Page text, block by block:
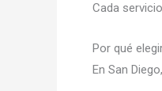
Cada
Por qué
En San